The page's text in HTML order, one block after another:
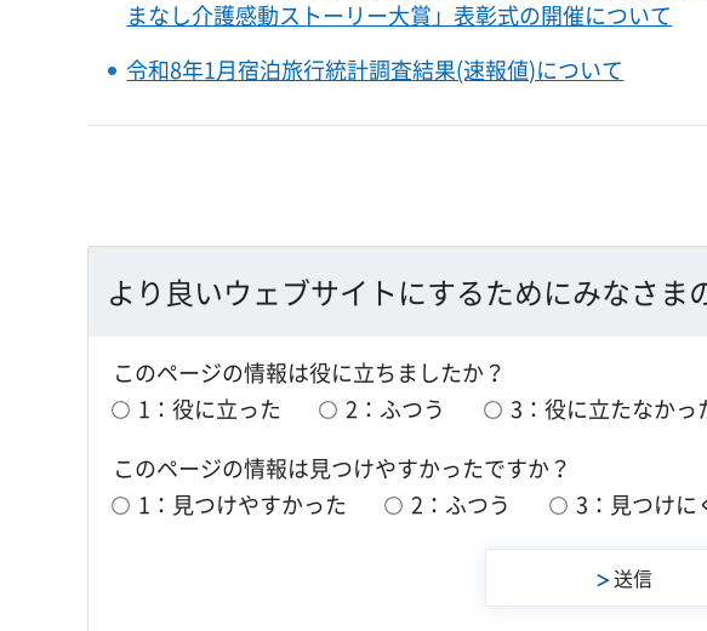
まなし介護感動ストーリー大賞」表彰式の開催について
令和8年1月宿泊旅行統計調査結果(速報値)について
より良いウェブサイトにするためにみなさま
このページの情報は役に立ちましたか？
1：役に立った
2：ふつう
3：役に立たなかっ
このページの情報は見つけやすかったですか？
1：見つけやすかった
2：ふつう 3：見つけに